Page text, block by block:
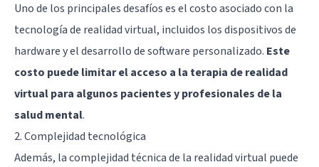
Uno de los principales desafíos es el costo asociado con la
tecnología de realidad virtual, incluidos los dispositivos de
hardware y el desarrollo de software personalizado. Este
costo puede limitar el acceso a la terapia de realidad
virtual para algunos pacientes y profesionales de la
salud mental.
2. Complejidad tecnológica
Además, la complejidad técnica de la realidad virtual puede